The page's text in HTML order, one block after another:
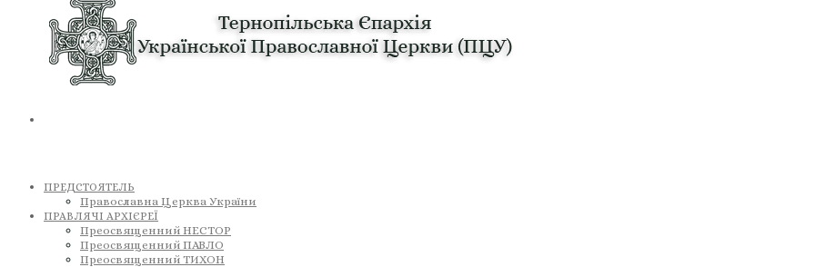
ПРЕДСТОЯТЕЛЬ
Православна Церква України
ПРАВЛЯЧІ АРХІЄРЕЇ
Преосвященний НЕСТОР
Преосвященний ПАВЛО
Преосвященний ТИХОН